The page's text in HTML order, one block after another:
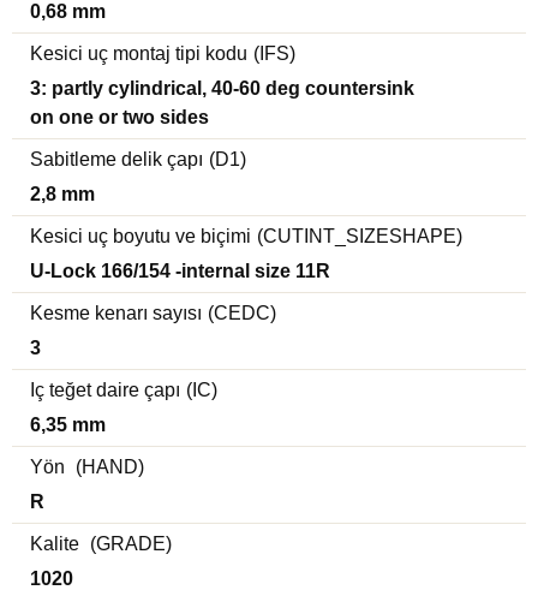
0,68 mm
Kesici uç montaj tipi kodu (IFS)
3: partly cylindrical, 40-60 deg countersink
on one or two sides
Sabitleme delik çapı (D1)
2,8 mm
Kesici uç boyutu ve biçimi (CUTINT_SIZESHAPE)
U-Lock 166/154 -internal size 11R
Kesme kenarı sayısı (CEDC)
3
Iç teğet daire çapı (IC)
6,35 mm
Yön
(HAND)
R
Kalite (GRADE)
1020